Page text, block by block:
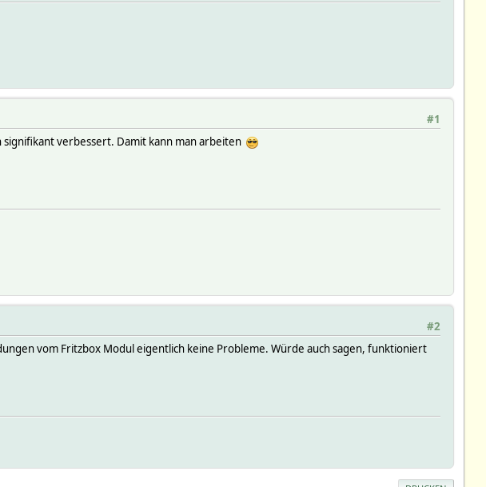
#1
verbessert. Damit kann man arbeiten
#2
vom Fritzbox Modul eigentlich keine Probleme. Würde auch sagen, funktioniert